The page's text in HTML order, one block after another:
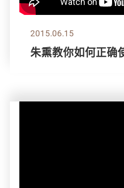
2015.06.15
朱熏教你如何正确